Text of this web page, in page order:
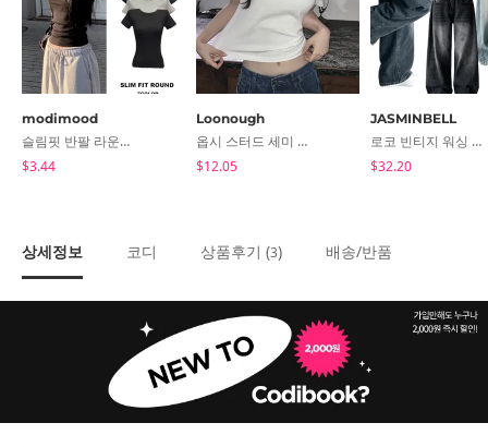
modimood
슬림핏 반팔 라운드 티셔츠 - 7color
$3.44
Loonough
옵시 스터드 세미 크롭 반팔 티셔츠
$12.05
JASMINBELL
로코 빈티지 워싱 롱와이드 사이드 핀턱 밑단 스냅버튼 팬츠
$32.20
상세정보 코디 상품후기 (3) 배송/반품